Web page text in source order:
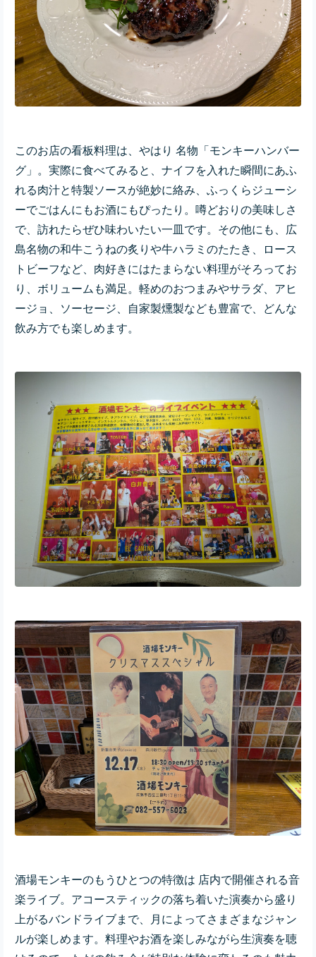
このお店の看板料理は、やはり 名物「モンキーハンバー
グ」。実際に食べてみると、ナイフを入れた瞬間にあふ
れる肉汁と特製ソースが絶妙に絡み、ふっくらジューシ
ーでごはんにもお酒にもぴったり。噂どおりの美味しさ
で、訪れたらぜひ味わいたい一皿です。その他にも、広
島名物の和牛こうねの炙りや牛ハラミのたたき、ロース
トビーフなど、肉好きにはたまらない料理がそろってお
り、ボリュームも満足。軽めのおつまみやサラダ、アヒ
ージョ、ソーセージ、自家製燻製なども豊富で、どんな
飲み方でも楽しめます。
酒場モンキーのもうひとつの特徴は 店内で開催される音
楽ライブ。アコースティックの落ち着いた演奏から盛り
上がるバンドライブまで、月によってさまざまなジャン
ルが楽しめます。料理やお酒を楽しみながら生演奏を聴